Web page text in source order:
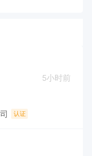
5小时前
认证